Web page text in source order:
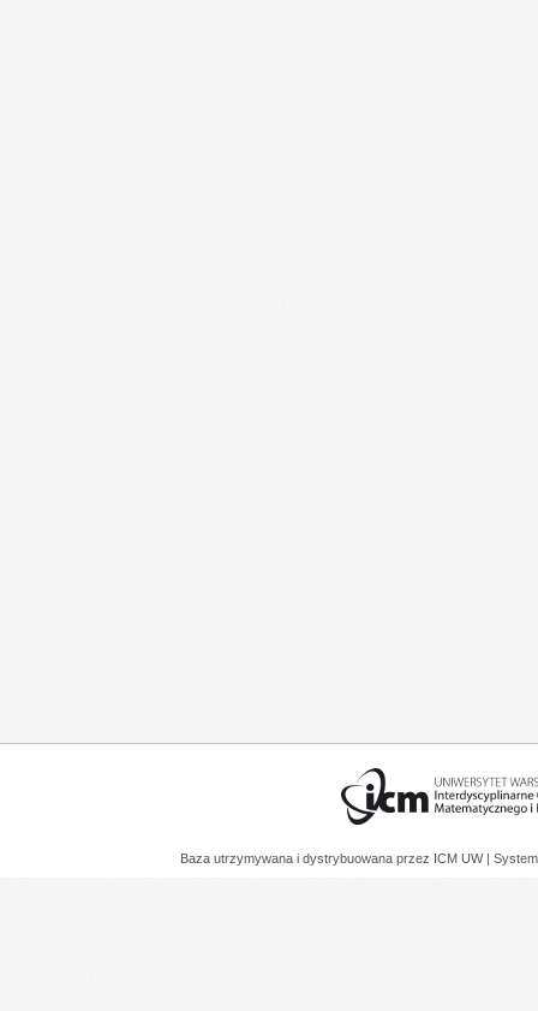
Baza utrzymywana i dystrybuowana przez ICM UW |